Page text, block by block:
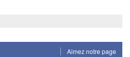
Aimez notre page